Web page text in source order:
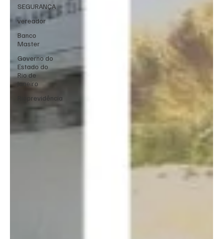
SEGURANÇA
vereador
Banco
Master
Governo do
Estado do
Rio de
Janeiro
Rioprevidência